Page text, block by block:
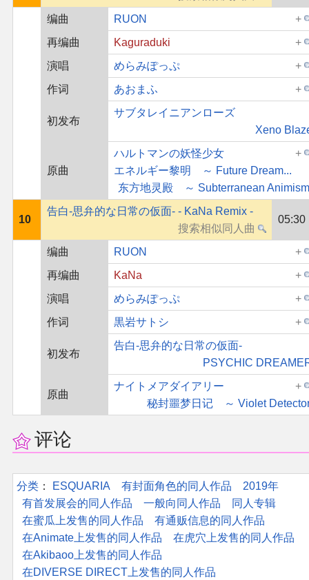
编曲
RUON
再编曲
Kaguraduki
演唱
めらみぽっぷ
作词
あおまふ
初发布
サブタレイニアンローズ
Xeno
原曲
ハルトマンの妖怪少女
エネルギー黎明 ～ Future Dream...
东方地灵殿 ～ Subterranean
10
告白-思弁的な日常の仮面- - KaNa Remix -
05:30
编曲
RUON
再编曲
KaNa
演唱
めらみぽっぷ
作词
黒岩サトシ
初发布
告白-思弁的な日常の仮面-
PSYCHIC
原曲
ナイトメアダイアリー
秘封噩梦日记 ～ Violet
评论
分类 ：​ ESQUARIA 有封面角色的同人作品
2019年
有首发展会的同人作品
一般向同人作品
同人专辑
在蜜瓜上发售的同人作品
有通贩信息的同人作品
在Animate上发售的同人作品
在虎穴上发售的同人作品
在Akibaoo上发售的同人作品
在DIVERSE DIRECT上发售的同人作品